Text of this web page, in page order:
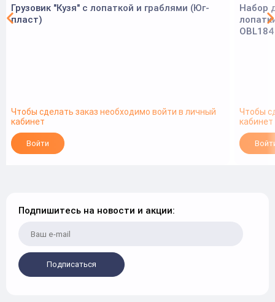
Грузовик "Кузя" с лопаткой и граблями (Юг-
пласт)
Чтобы сделать заказ необходимо войти в личный
кабинет
Войти
Набор
Чтобы
кабинет
Подпишитесь на новости и акции:
Подписаться